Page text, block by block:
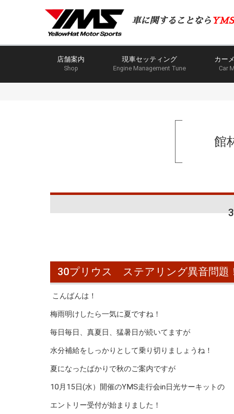
車に関することなら YMS
店舗案内
Shop
現車セッティング
Engine Management Tune
カー
Car
館
30プリウス ステアリング異音問題
こんばんは！
梅雨明けしたら一気に夏ですね！
毎日毎日、真夏日、猛暑日が続いてますが
水分補給をしっかりとして乗り切りましょうね！
夏になったばかりで秋のご案内ですが
10月15日(水）開催のYMS走行会in日光サーキットの
エントリー受付が始まりました！